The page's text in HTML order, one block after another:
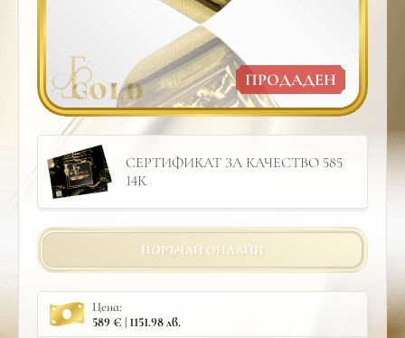
ПРОДАДЕН
СЕРТИФИКАТ ЗА КАЧЕСТВО 585
14К
ПОРЪЧАЙ ОНЛАЙН
Цена:
589 € | 1151.98 лв.